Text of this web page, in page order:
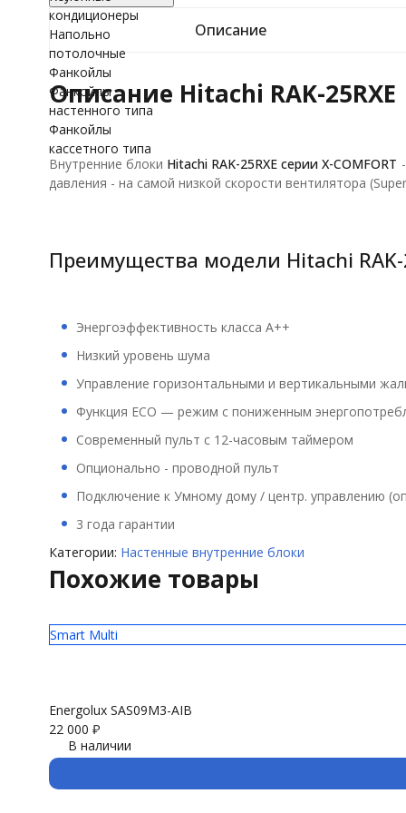
кондиционеры
Напольно
потолочные
Фанкойлы
Фанкойлы
настенного типа
Фанкойлы
кассетного типа
Описание
Описание Hitachi RAK-25RXE
Внутренние блоки Hitachi RAK-25RXE серии X-COMFORT
давления - на самой низкой скорости вентилятора
Преимущества модели Hitachi RAK-
Энергоэффективность класса А++
Низкий уровень шума
Управление горизонтальными и вертикальными
Функция ECO — режим с пониженным
Современный пульт с 12-часовым таймером
Опционально - проводной пульт
Подключение к Умному дому / центр. управлению
3 года гарантии
Категории: Настенные внутренние блоки
Похожие товары
Smart Multi
Energolux SAS09M3-AIB
22 000 ₽
В наличии